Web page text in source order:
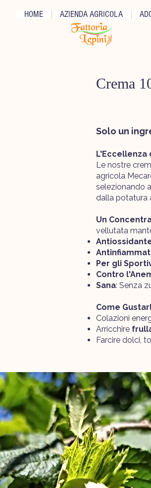
HOME AZIENDA AGRICOLA
Crema
Solo un
L'Eccellenza
Le nostre
agricola
selezionando
dalla potatura
Un
vellutata
Per gli
Contro
Sana: Senza
Come
Colazioni
Arricchire
Farcire dolci,